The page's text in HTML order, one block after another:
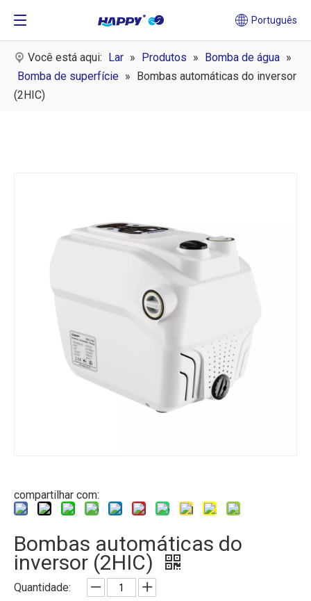
Português
Você está aqui: Lar » Produtos » Bomba de água »
Bomba de superfície » Bombas automáticas do inversor
(2HIC)
compartilhar com:
Bombas automáticas do
inversor (2HIC)
Quantidade: